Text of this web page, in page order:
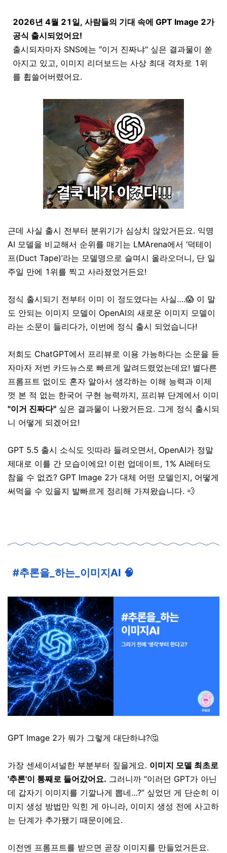
2026년 4월 21일, 사람들의 기대 속에 GPT Image 2가
공식 출시되었어요!
출시되자마자 SNS에는 "이거 진짜냐" 싶은 결과물이 쏟
아지고 있고, 이미지 리더보드는 사상 최대 격차로 1위
를 휩쓸어버렸어요.
근데 사실 출시 전부터 분위기가 심상치 않았거든요. 익명
AI 모델을 비교해서 순위를 매기는 LMArena에서 ‘덕테이
프(Duct Tape)’라는 모델명으로 슬며시 올라오더니, 단 일
주일 만에 1위를 찍고 사라졌었거든요!
정식 출시되기 전부터 이미 이 정도였다는 사실….😱 이 말
도 안되는 이미지 모델이 OpenAI의 새로운 이미지 모델이
라는 소문이 들리다가, 이번에 정식 출시 되었습니다!
저희도 ChatGPT에서 프리뷰로 이용 가능하다는 소문을 듣
자마자 저번 카드뉴스로 빠르게 알려드렸었는데요! 별다른
프롬프트 없이도 혼자 알아서 생각하는 이해 능력과 이제
껏 본 적 없는 한국어 구현 능력까지, 프리뷰 단계에서 이미
"이거 진짜다" 싶은 결과물이 나왔거든요. 그게 정식 출시되
니 어떻게 되겠어요!
GPT 5.5 출시 소식도 잇따라 들려오면서, OpenAI가 정말
제대로 이를 간 모습이에요! 이런 업데이트, 1% AI레터도
참을 수 없죠? GPT Image 2가 대체 어떤 모델인지, 어떻게
써먹을 수 있을지 발빠르게 정리해 가져왔습니다. 💨
#추론을_하는_이미지AI 🧠
GPT Image 2가 뭐가 그렇게 대단하냐?🤔
가장 센세이셔널한 부분부터 짚을게요. 이미지 모델 최초로
'추론'이 통째로 들어갔어요. 그러니까 “이러던 GPT가 아닌
데 갑자기 이미지를 기깔나게 뽑네…?” 싶었던 게 단순히 이
미지 생성 방법만 익힌 게 아니라, 이미지 생성 전에 사고하
는 단계가 추가됐기 때문이에요.
이전엔 프롬프트를 받으면 곧장 이미지를 만들었거든요.